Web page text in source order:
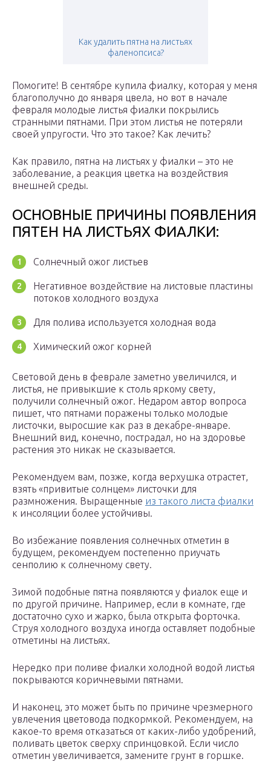
Как удалить пятна на листьях
фаленопсиса?
Помогите! В сентябре купила фиалку, которая у меня
благополучно до января цвела, но вот в начале
февраля молодые листья фиалки покрылись
странными пятнами. При этом листья не потеряли
своей упругости. Что это такое? Как лечить?
Как правило, пятна на листьях у фиалки – это не
заболевание, а реакция цветка на воздействия
внешней среды.
ОСНОВНЫЕ ПРИЧИНЫ ПОЯВЛЕНИЯ
ПЯТЕН НА ЛИСТЬЯХ ФИАЛКИ:
Солнечный ожог листьев
Негативное воздействие на листовые пластины
потоков холодного воздуха
Для полива используется холодная вода
Химический ожог корней
Световой день в феврале заметно увеличился, и
листья, не привыкшие к столь яркому свету,
получили солнечный ожог. Недаром автор вопроса
пишет, что пятнами поражены только молодые
листочки, выросшие как раз в декабре-январе.
Внешний вид, конечно, пострадал, но на здоровье
растения это никак не сказывается.
Рекомендуем вам, позже, когда верхушка отрастет,
взять «привитые солнцем» листочки для
размножения. Выращенные из такого листа фиалки
к инсоляции более устойчивы.
Во избежание появления солнечных отметин в
будущем, рекомендуем постепенно приучать
сенполию к солнечному свету.
Зимой подобные пятна появляются у фиалок еще и
по другой причине. Например, если в комнате, где
достаточно сухо и жарко, была открыта форточка.
Струя холодного воздуха иногда оставляет подобные
отметины на листьях.
Нередко при поливе фиалки холодной водой листья
покрываются коричневыми пятнами.
И наконец, это может быть по причине чрезмерного
увлечения цветовода подкормкой. Рекомендуем, на
какое-то время отказаться от каких-либо удобрений,
поливать цветок сверху спринцовкой. Если число
отметин увеличивается, замените грунт в горшке.